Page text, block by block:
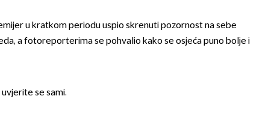
u kratkom periodu uspio skrenuti pozornost na sebe
a fotoreporterima se pohvalio kako se osjeća puno bolje i
se sami.